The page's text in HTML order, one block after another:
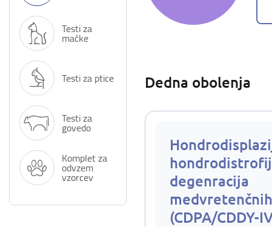
Testi za
mačke
Testi za ptice
Testi za
govedo
Komplet za
odvzem
vzorcev
Dedna obolenja
degenracija
(CDPA/CDDY-